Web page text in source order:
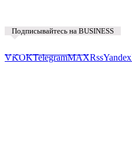
Подписывайтесь на BUSINESS
VKOKTelegramMAXRssYandex